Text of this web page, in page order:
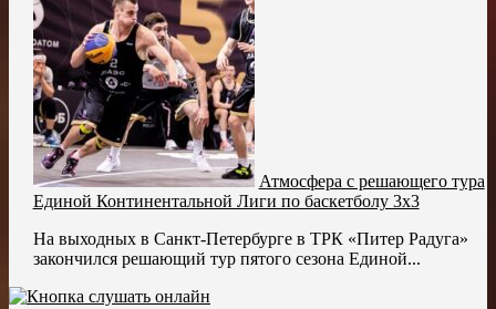
Атмосфера с решающего тура
Единой Континентальной Лиги по баскетболу 3х3
На выходных в Санкт-Петербурге в ТРК «Питер Радуга»
закончился решающий тур пятого сезона Единой...